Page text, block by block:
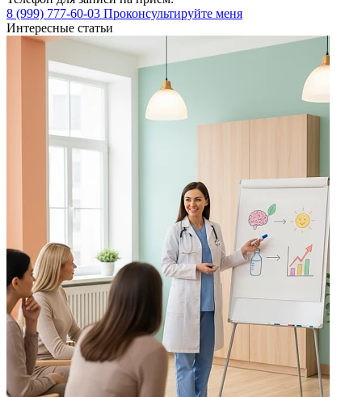
8 (999) 777-60-03 Проконсультируйте меня
Интересные статьи